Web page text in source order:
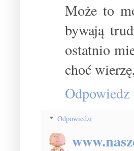
Może to
bywają
ostatnio
choć
Odpowiedz
Odpowiedzi